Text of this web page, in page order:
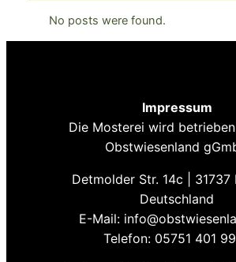
No posts were found.
Impressum
Die Mosterei wird
Obstwiesenland
Detmolder Str. 14c | 31737
Deutschland
E-Mail:
Telefon: 05751 401